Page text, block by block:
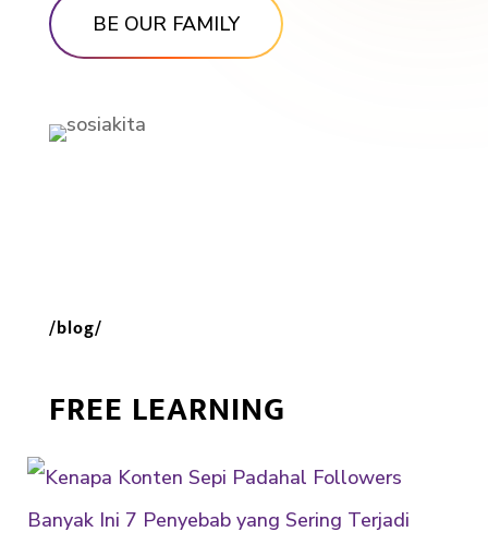
/blog/
FREE LEARNING